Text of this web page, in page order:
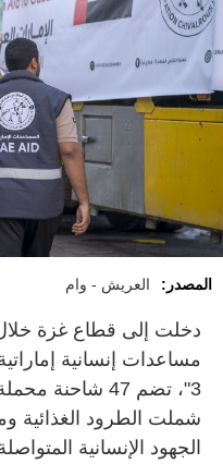
المصدر: العريش - وام
مساعدات إنسانية
شملت الطرود الغذائية
الجهود الإنسانية